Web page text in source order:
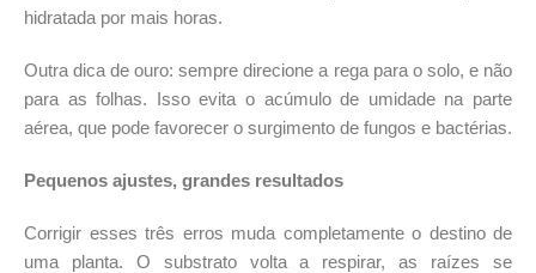
hidratada por mais horas.
Outra dica de ouro: sempre direcione a rega para o solo, e não
para as folhas. Isso evita o acúmulo de umidade na parte
aérea, que pode favorecer o surgimento de fungos e bactérias.
Pequenos ajustes, grandes resultados
Corrigir esses três erros muda completamente o destino de
uma planta. O substrato volta a respirar, as raízes se